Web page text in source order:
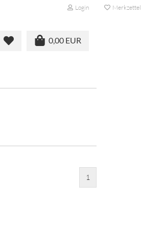
Login Merkzettel
0,00 EUR
1